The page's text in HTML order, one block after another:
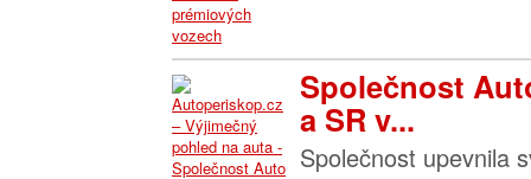
Společnost
a SR v...
Společnost upevnila